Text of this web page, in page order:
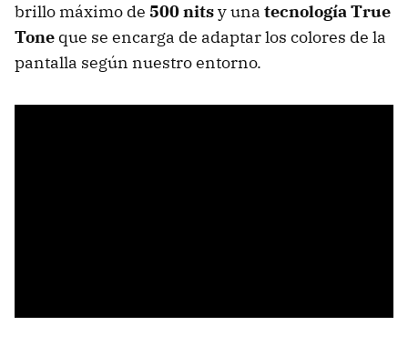
brillo máximo de 500 nitsy una tecnología True
Tone que se encarga de adaptar los colores de la
pantalla según nuestro entorno.